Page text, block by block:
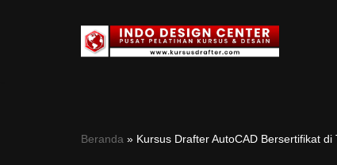
Beranda » Kursus Drafter AutoCAD Bersertifikat di